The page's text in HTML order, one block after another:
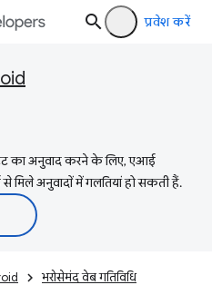
प्रवेश करें
का अनुवाद करने के लिए, एआई
मिले अनुवादों में गलतियां हो सकती हैं.
भरोसेमंद वेब गतिविधि